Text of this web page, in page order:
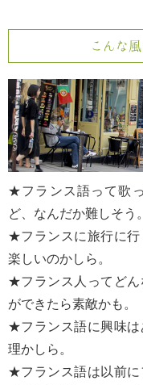
こんな
★フランス語って歌
ど、なんだか難しそう。
★フランスに旅行に行
楽しいのかしら。
★フランス人ってどん
ができたら素敵かも。
★フランス語に興味は
理かしら。
★フランス語は以前に